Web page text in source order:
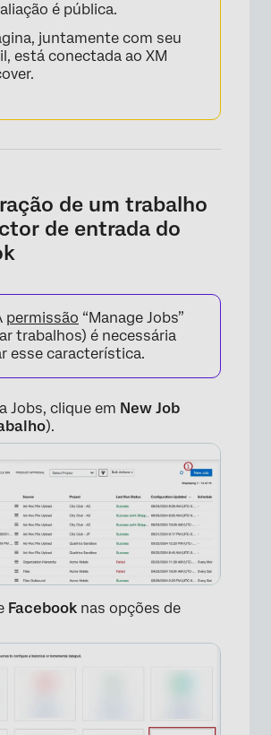
é pública.
juntamente com seu
está conectada ao XM
de um trabalho
de entrada do
permissão “Manage Jobs”
trabalhos) é necessária
esse característica.
Jobs, clique em New Job
).
Facebook nas opções de